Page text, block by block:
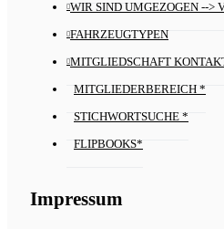
WIR SIND UMGEZOGEN -->
FAHRZEUGTYPEN
MITGLIEDSCHAFT
MITGLIEDERBEREICH *
STICHWORTSUCHE *
FLIPBOOKS*
Impressum